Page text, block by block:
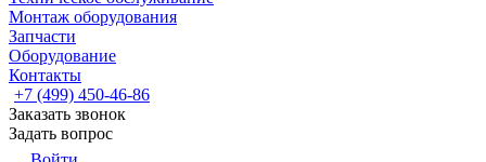
Монтаж оборудования
Запчасти
Оборудование
Контакты
+7 (499) 450-46-86
Заказать звонок
Задать вопрос